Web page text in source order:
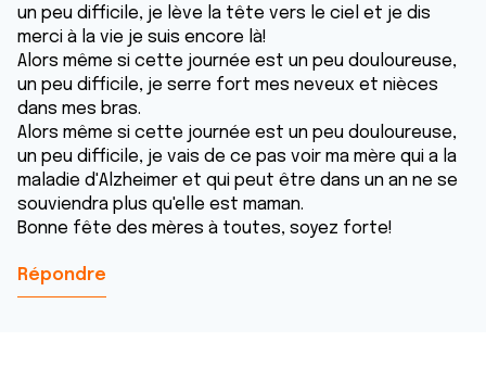
un peu difficile, je lève la tête vers le ciel et je dis
merci à la vie je suis encore là!
Alors même si cette journée est un peu douloureuse,
un peu difficile, je serre fort mes neveux et nièces
dans mes bras.
Alors même si cette journée est un peu douloureuse,
un peu difficile, je vais de ce pas voir ma mère qui a la
maladie d'Alzheimer et qui peut être dans un an ne se
souviendra plus qu'elle est maman.
Bonne fête des mères à toutes, soyez forte!
Répondre